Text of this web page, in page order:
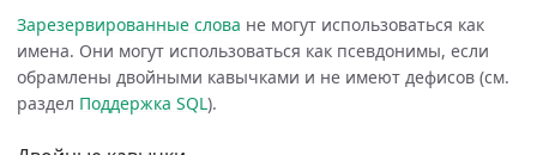
Зарезервированные слова не могут использоваться как
имена. Они могут использоваться как псевдонимы, если
обрамлены двойными кавычками и не имеют дефисов (см.
раздел Поддержка SQL).